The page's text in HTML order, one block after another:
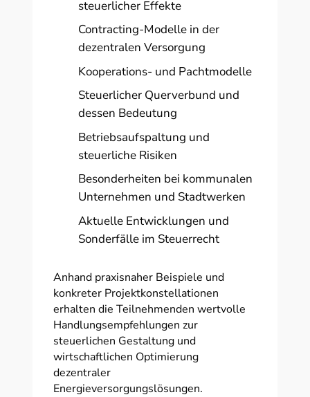
steuerlicher Effekte
Contracting-Modelle in der
dezentralen Versorgung
Kooperations- und Pachtmodelle
Steuerlicher Querverbund und
dessen Bedeutung
Betriebsaufspaltung und
steuerliche Risiken
Besonderheiten bei kommunalen
Unternehmen und Stadtwerken
Aktuelle Entwicklungen und
Sonderfälle im Steuerrecht
Anhand praxisnaher Beispiele und
konkreter Projektkonstellationen
erhalten die Teilnehmenden wertvolle
Handlungsempfehlungen zur
steuerlichen Gestaltung und
wirtschaftlichen Optimierung
dezentraler
Energieversorgungslösungen.